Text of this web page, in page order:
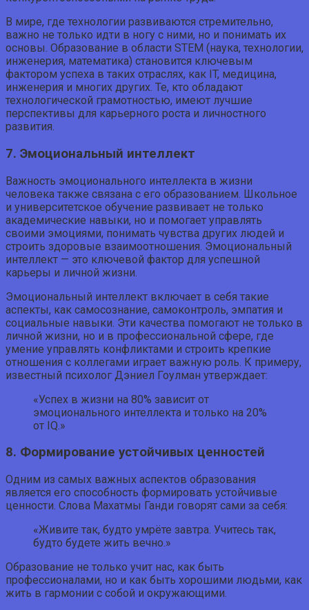
В мире, где технологии развиваются стремительно,
важно не только идти в ногу с ними, но и понимать их
основы. Образование в области STEM (наука, технологии,
инженерия, математика) становится ключевым
фактором успеха в таких отраслях, как IT, медицина,
инженерия и многих других. Те, кто обладают
технологической грамотностью, имеют лучшие
перспективы для карьерного роста и личностного
развития.
7. Эмоциональный интеллект
Важность эмоционального интеллекта в жизни
человека также связана с его образованием. Школьное
и университетское обучение развивает не только
академические навыки, но и помогает управлять
своими эмоциями, понимать чувства других людей и
строить здоровые взаимоотношения. Эмоциональный
интеллект — это ключевой фактор для успешной
карьеры и личной жизни.
Эмоциональный интеллект включает в себя такие
аспекты, как самосознание, самоконтроль, эмпатия и
социальные навыки. Эти качества помогают не только в
личной жизни, но и в профессиональной сфере, где
умение управлять конфликтами и строить крепкие
отношения с коллегами играет важную роль. К примеру,
известный психолог Дэниел Гоулман утверждает:
«Успех в жизни на 80% зависит от
эмоционального интеллекта и только на 20%
от IQ.»
8. Формирование устойчивых ценностей
Одним из самых важных аспектов образования
является его способность формировать устойчивые
ценности. Слова Махатмы Ганди говорят сами за себя:
«Живите так, будто умрёте завтра. Учитесь так,
будто будете жить вечно.»
Образование не только учит нас, как быть
профессионалами, но и как быть хорошими людьми, как
жить в гармонии с собой и окружающими.